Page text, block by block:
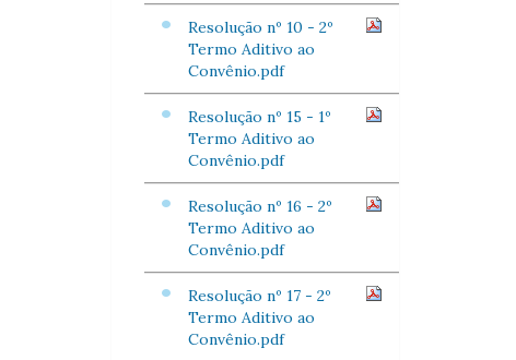
Resolução nº 10 - 2º
Termo Aditivo ao
Convênio.pdf
Resolução nº 15 - 1º
Termo Aditivo ao
Convênio.pdf
Resolução nº 16 - 2º
Termo Aditivo ao
Convênio.pdf
Resolução nº 17 - 2º
Termo Aditivo ao
Convênio.pdf